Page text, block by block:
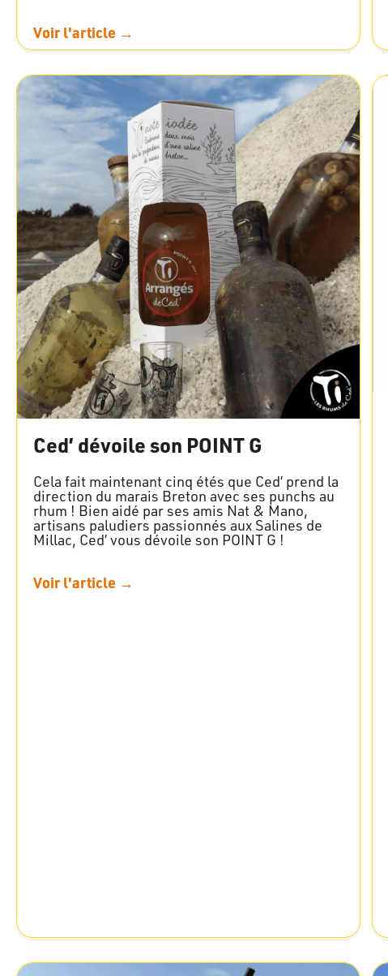
Voir l'article →
Ced’ dévoile son POINT G
Cela fait maintenant cinq étés que Ced’ prend la
direction du marais Breton avec ses punchs au
rhum ! Bien aidé par ses amis Nat & Mano,
artisans paludiers passionnés aux Salines de
Millac, Ced’ vous dévoile son POINT G !
Voir l'article →